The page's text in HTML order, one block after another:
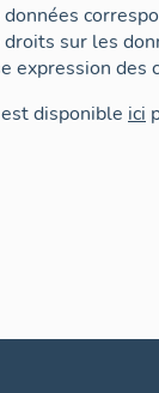
droits sur les
expression des
disponible ici